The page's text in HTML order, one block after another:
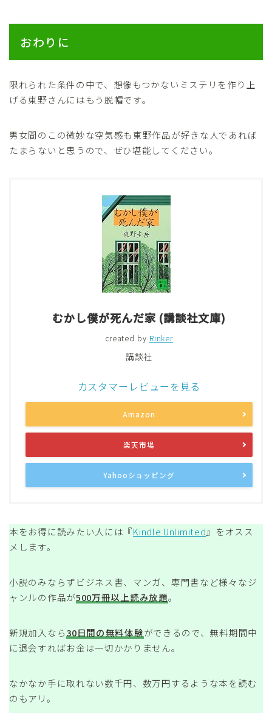
おわりに
限れられた条件の中で、想像もつかないミステリを作り上
げる東野さんにはもう脱帽です。
男女間のこの微妙な空気感も東野作品が好きな人であれば
たまらないと思うので、ぜひ堪能してください。
むかし僕が死んだ家 (講談社文庫)
created by Rinker
講談社
カスタマーレビューを見る
Amazon
楽天市場
Yahooショッピング
本をお得に読みたい人には『Kindle Unlimited』をオスス
メします。
小説のみならずビジネス書、マンガ、専門書など様々なジ
ャンルの作品が500万冊以上読み放題。
新規加入なら30日間の無料体験ができるので、無料期間中
に退会すればお金は一切かかりません。
なかなか手に取れない数千円、数万円するような本を読む
のもアリ。